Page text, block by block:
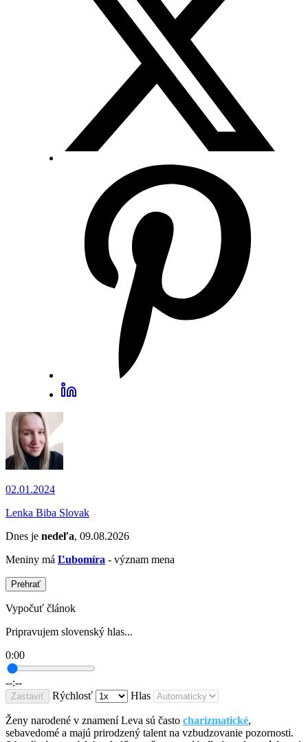
02.01.2024
Lenka Biba Slovak
Dnes je nedeľa, 09.08.2026
Meniny má Ľubomíra - význam mena
Prehrať
Vypočuť článok
Pripravujem slovenský hlas...
0:00
--:--
Zastaviť Rýchlosť Hlas
Ženy narodené v znamení Leva sú často charizmatické,
sebavedomé a majú prirodzený talent na vzbudzovanie pozornosti.